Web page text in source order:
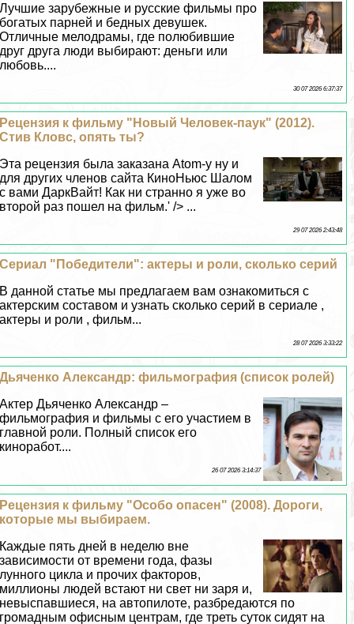
Лучшие зарубежные и русские фильмы про
богатых парней и бедных дeвyшек.
Отличные мелодрамы, где полюбившие
друг друга люди выбирают: деньги или
любовь....
30 07 2026 6:37:37
Рецензия к фильму "Новый Человек-паук" (2012).
Стив Кловс, опять ты?
Эта рецензия была заказана Atom-у ну и
для других члeнов сайта КиноНьюс Шалом
с вами ДаркВайт! Как ни странно я уже во
второй раз пошел на фильм.' /> ...
29 07 2026 2:43:48
Сериал "Победители": актеры и роли, сколько серий
В данной статье мы предлагаем вам ознакомиться с
актерским составом и узнать сколько серий в сериале ,
актеры и роли , фильм...
28 07 2026 3:33:22
Дьяченко Александр: фильмография (список ролей)
Актер Дьяченко Александр –
фильмография и фильмы с его участием в
главной роли. Полный список его
киноработ....
26 07 2026 3:14:37
Рецензия к фильму "Особо опасен" (2008). Дороги,
которые мы выбираем.
Каждые пять дней в неделю вне
зависимости от времени года, фазы
лунного цикла и прочих факторов,
миллионы людей встают ни свет ни заря и,
невыспавшиеся, на автопилоте, разбредаются по
громадным офисным центрам, где треть суток сидят на